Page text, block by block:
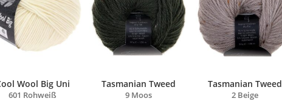
Wool Big Uni
601 Rohweiß
Tasmanian Tweed
9 Moos
Tasmanian Tweed
2 Beige